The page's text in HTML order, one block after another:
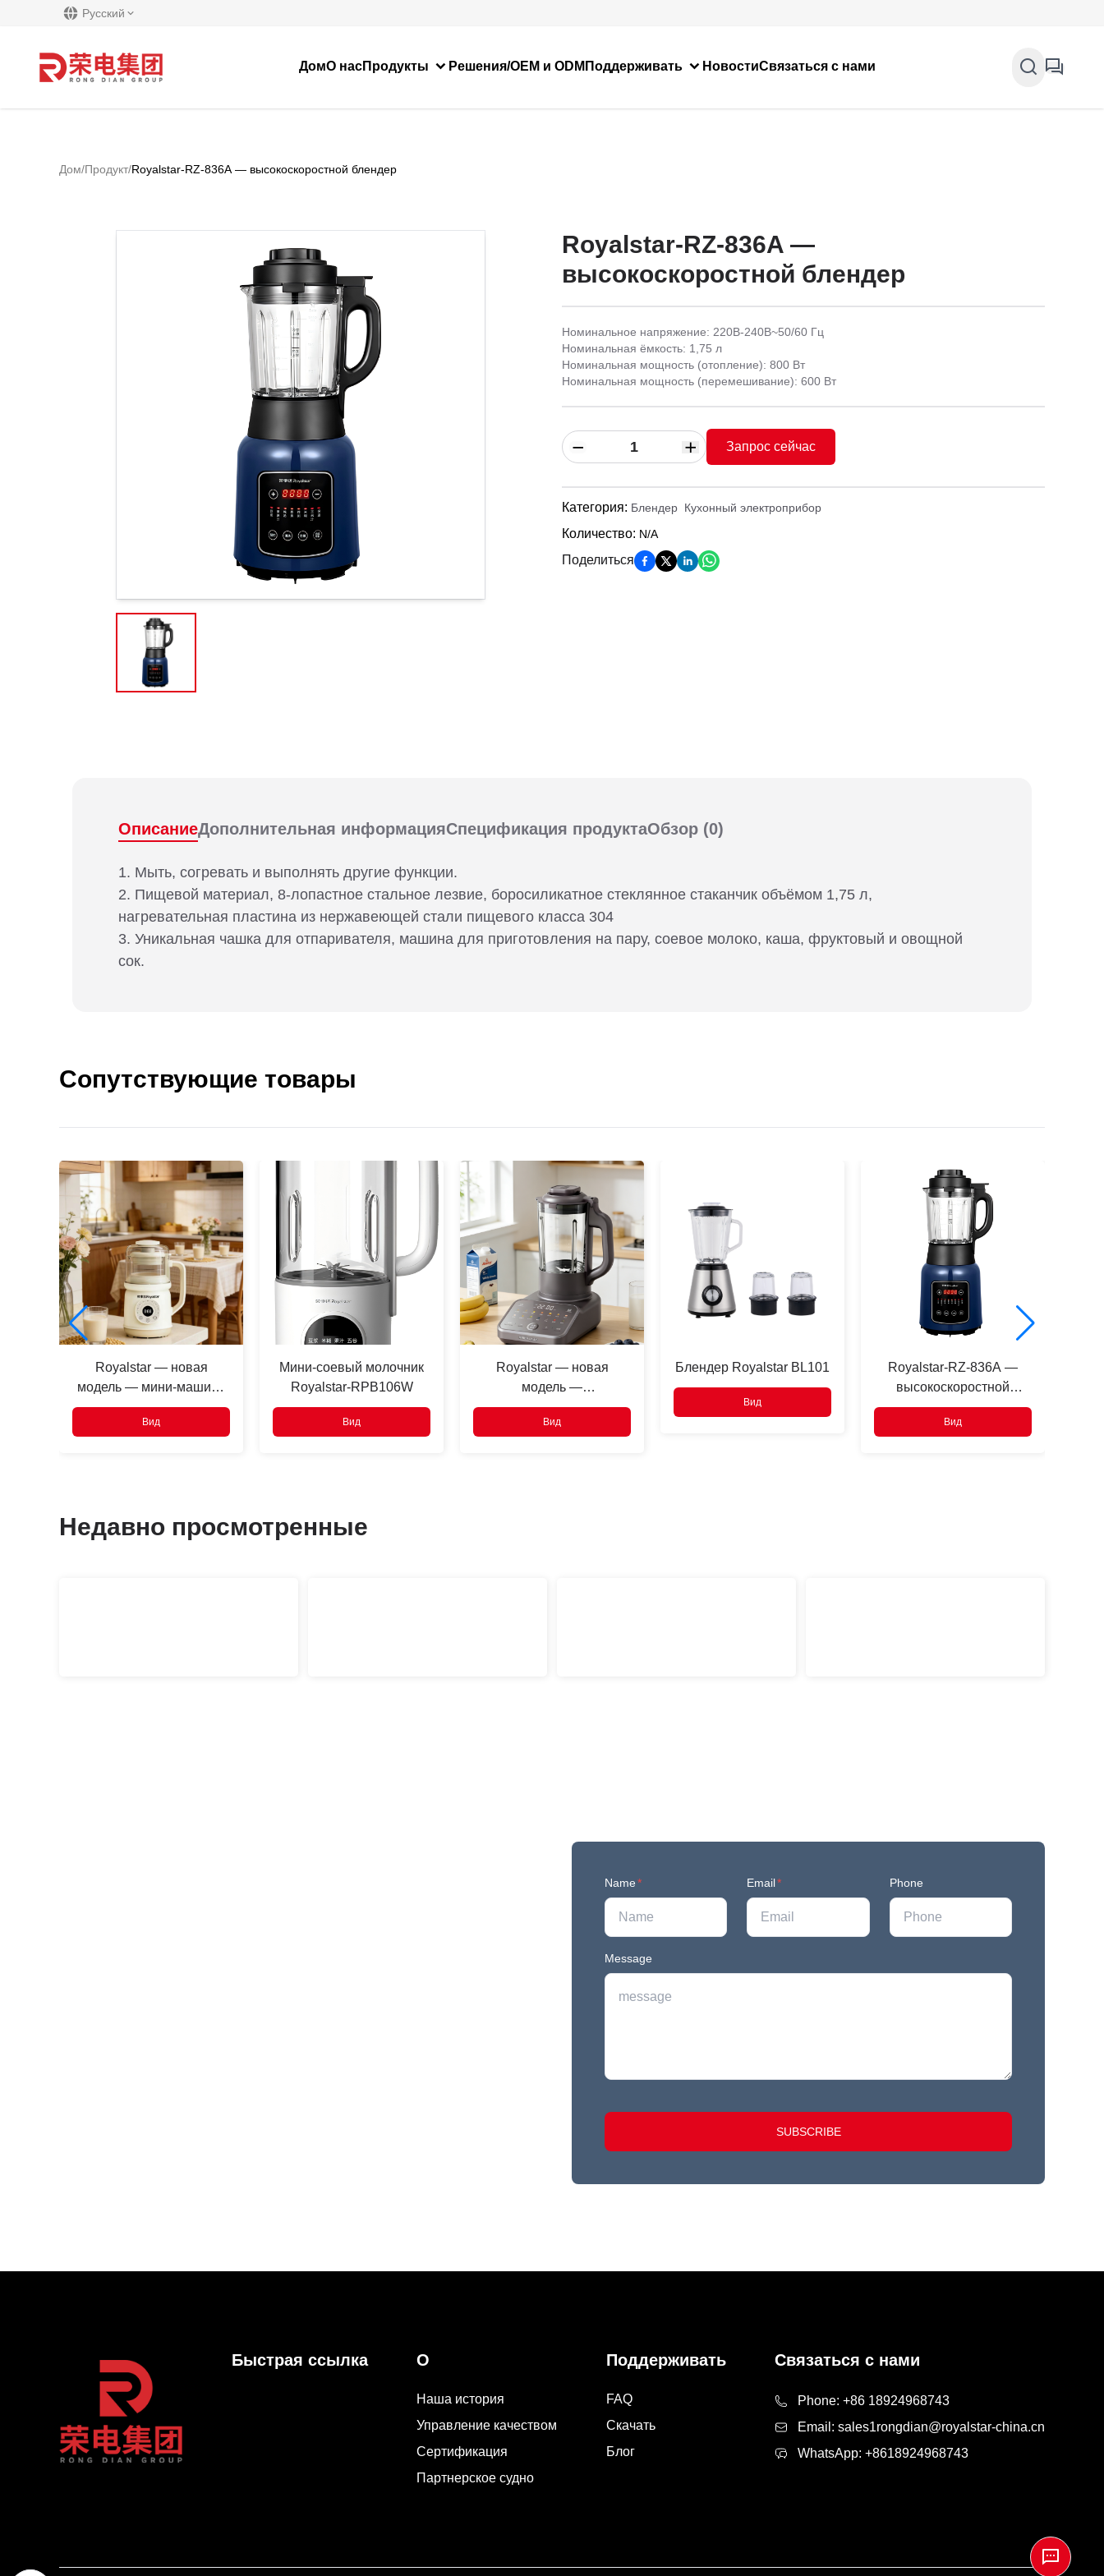
Русский
ДомО насПродукты Решения/OEM и ODM Поддерживать НовостиСвязаться с нами
Нажимать искать
Дом/Продукт/Royalstar-RZ-836A — высокоскоростной блендер
Royalstar-RZ-836A —
высокоскоростной блендер
Номинальное напряжение: 220В-240В~50/60 Гц
Номинальная ёмкость: 1,75 л
Номинальная мощность (отопление): 800 Вт
Номинальная мощность (перемешивание): 600 Вт
Запрос сейчас
Категория: Блендер Кухонный электроприбор
Количество: N/A
Поделиться
ОписаниеДополнительная информацияСпецификация продуктаОбзор (0)
1. Мыть, согревать и выполнять другие функции.
2. Пищевой материал, 8-лопастное стальное лезвие, боросиликатное стеклянное стаканчик объёмом 1,75 л,
нагревательная пластина из нержавеющей стали пищевого класса 304
3. Уникальная чашка для отпаривателя, машина для приготовления на пару, соевое молоко, каша, фруктовый и овощной
сок.
Сопутствующие товары
Royalstar — новая
модель — мини-машина
для соевого молока
Вид
Мини-соевый молочник
Royalstar-RPB106W
Вид
Royalstar — новая
модель —
высокоскоростной
блендер
Вид
Блендер Royalstar BL101
Вид
Royalstar-RZ-836A —
высокоскоростной
блендер
Вид
Недавно просмотренные
Name* Email* Phone
Message
SUBSCRIBE
Быстрая ссылка О
Наша история
Управление качеством
Сертификация
Партнерское судно
Поддерживать
FAQ
Скачать
Блог
Связаться с нами
Phone: +86 18924968743
Email: sales1rongdian@royalstar-china.cn
WhatsApp: +8618924968743